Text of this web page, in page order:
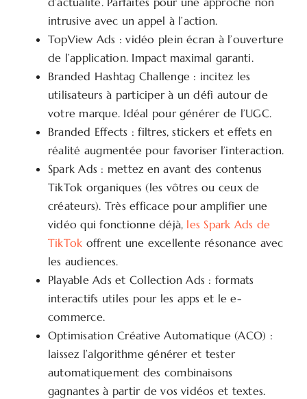
intrusive avec un appel à l’action.
TopView Ads : vidéo plein écran à l’ouverture
de l’application. Impact maximal garanti.
Branded Hashtag Challenge : incitez les
utilisateurs à participer à un défi autour de
votre marque. Idéal pour générer de l’UGC.
Branded Effects : filtres, stickers et effets en
réalité augmentée pour favoriser l’interaction.
Spark Ads : mettez en avant des contenus
TikTok organiques (les vôtres ou ceux de
créateurs). Très efficace pour amplifier une
vidéo qui fonctionne déjà, les Spark Ads de
TikTok offrent une excellente résonance avec
les audiences.
Playable Ads et Collection Ads : formats
interactifs utiles pour les apps et le e-
commerce.
Optimisation Créative Automatique (ACO) :
laissez l’algorithme générer et tester
automatiquement des combinaisons
gagnantes à partir de vos vidéos et textes.